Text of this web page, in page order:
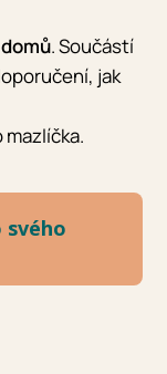
. Součástí
jak
mazlíčka.
svého